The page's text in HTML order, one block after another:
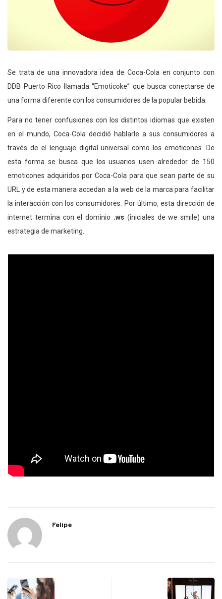
Se trata de una innovadora idea de Coca-Cola en conjunto con
DDB Puerto Rico llamada “Emoticoke” que busca conectarse de
una forma diferente con los consumidores de la popular bebida.
Para no tener confusiones con los distintos idiomas que existen
en el mundo, Coca-Cola decidió hablarle a sus consumidores a
través de el lenguaje digital universal como los emoticones. De
esta forma se busca que los usuarios usen alrededor de 150
emoticones adquiridos por Coca-Cola para que sean parte de su
URL y de esta manera accedan a la web de la marca para facilitar
la interacción con los consumidores. Por último, esta dirección de
internet termina con el dominio .ws (iniciales de we smile) una
estrategia de marketing.
Felipe